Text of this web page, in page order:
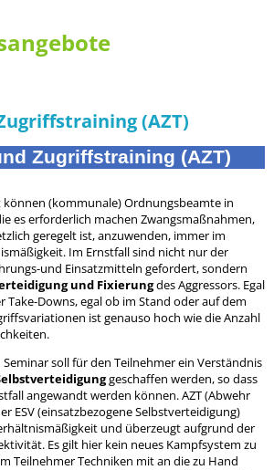
(AZT)
Zugriffstraining (AZT)
(kommunale) Ordnungsbeamte in
es erforderlich machen Zwangsmaßnahmen,
geregelt ist, anzuwenden, immer im
Im Ernstfall sind nicht nur der
und Einsatzmitteln gefordert, sondern
und Fixierungdes Aggressors. Egal
Downs, egal ob im Stand oder auf dem
ist genauso hoch wie die Anzahl
soll für den Teilnehmer ein Verständnis
geschaffen werden, so dass
angewandt werden können. AZT (Abwehr
ESV (einsatzbezogene Selbstverteidigung)
und überzeugt aufgrund der
Es gilt hier kein neues Kampfsystem zu
Teilnehmer Techniken mit an die zu Hand